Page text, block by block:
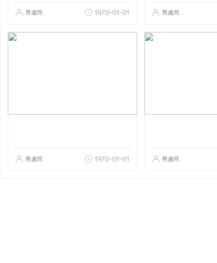
易通网 1970-01-01 易通网
易通网 1970-01-01 易通网